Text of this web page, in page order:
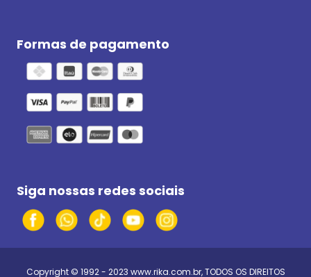
Formas de pagamento
Siga nossas redes sociais
Copyright © 1992 - 2023 www.rika.com.br, TODOS OS DIREITOS